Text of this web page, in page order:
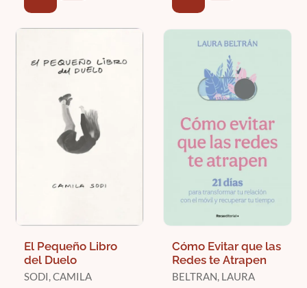
El Pequeño Libro
del Duelo
SODI, CAMILA
Cómo Evitar que las
Redes te Atrapen
BELTRAN, LAURA